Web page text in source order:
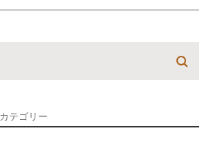
カテゴリー